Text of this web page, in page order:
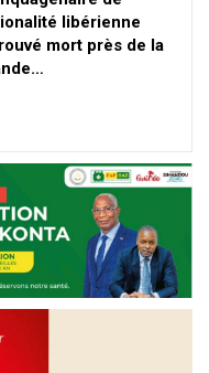
libérienne
mort près de la